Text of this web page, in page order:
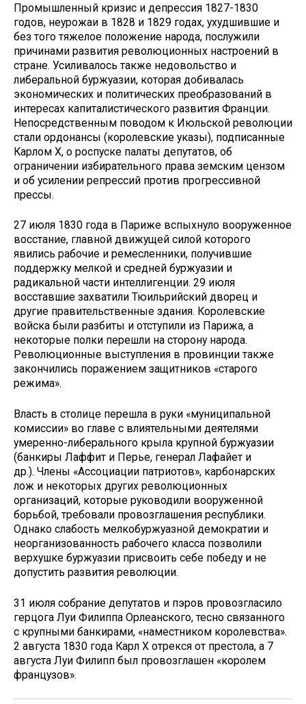
Промышленный кризис и депрессия 1827-1830
годов, неурожаи в 1828 и 1829 годах, ухудшившие и
без того тяжелое положение народа, послужили
причинами развития революционных настроений в
стране. Усиливалось также недовольство и
либеральной буржуазии, которая добивалась
экономических и политических преобразований в
интересах капиталистического развития Франции.
Непосредственным поводом к Июльской революции
стали ордонансы (королевские указы), подписанные
Карлом Х, о роспуске палаты депутатов, об
ограничении избирательного права земским цензом
и об усилении репрессий против прогрессивной
прессы.
27 июля 1830 года в Париже вспыхнуло вооруженное
восстание, главной движущей силой которого
явились рабочие и ремесленники, получившие
поддержку мелкой и средней буржуазии и
радикальной части интеллигенции. 29 июля
восставшие захватили Тюильрийский дворец и
другие правительственные здания. Королевские
войска были разбиты и отступили из Парижа, а
некоторые полки перешли на сторону народа.
Революционные выступления в провинции также
закончились поражением защитников «старого
режима».
Власть в столице перешла в руки «муниципальной
комиссии» во главе с влиятельными деятелями
умеренно-либерального крыла крупной буржуазии
(банкиры Лаффит и Перье, генерал Лафайет и
др.). Члены «Ассоциации патриотов», карбонарских
лож и некоторых других революционных
организаций, которые руководили вооруженной
борьбой, требовали провозглашения республики.
Однако слабость мелкобуржуазной демократии и
неорганизованность рабочего класса позволили
верхушке буржуазии присвоить себе победу и не
допустить развития революции.
31 июля собрание депутатов и пэров провозгласило
герцога Луи Филиппа Орлеанского, тесно связанного
с крупными банкирами, «наместником королевства».
2 августа 1830 года Карл X отрекся от престола, а 7
августа Луи Филипп был провозглашен «королем
французов».